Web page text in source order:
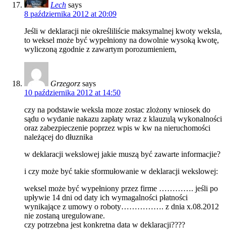
Lech says
8 października 2012 at 20:09
Jeśli w deklaracji nie określiliście maksymalnej kwoty weksla,
to weksel może być wypełniony na dowolnie wysoką kwotę,
wyliczoną zgodnie z zawartym porozumieniem,
Grzegorz says
10 października 2012 at 14:50
czy na podstawie weksla moze zostac zlożony wniosek do
sądu o wydanie nakazu zapłaty wraz z klauzulą wykonalności
oraz zabezpieczenie poprzez wpis w kw na nieruchomości
należącej do dłuznika
w deklaracji wekslowej jakie muszą być zawarte informacjie?
i czy może być takie sformułowanie w deklaracji wekslowej:
weksel może być wypełniony przez firme …………. jeśli po
upływie 14 dni od daty ich wymagalności płatności
wynikające z umowy o roboty……………. z dnia x.08.2012
nie zostaną uregulowane.
czy potrzebna jest konkretna data w deklaracji????